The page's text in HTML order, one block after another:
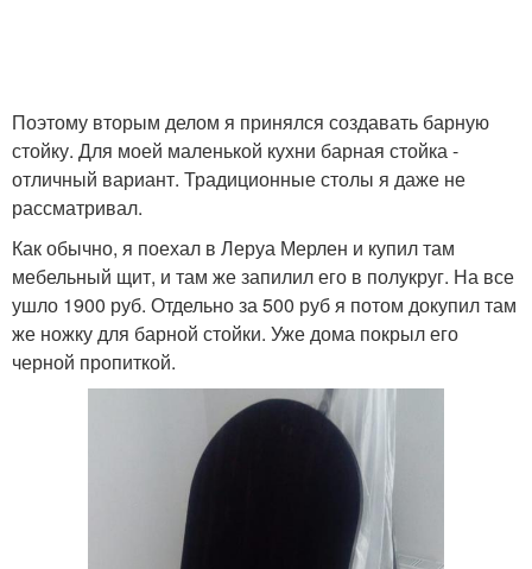
Поэтому вторым делом я принялся создавать барную
стойку. Для моей маленькой кухни барная стойка -
отличный вариант. Традиционные столы я даже не
рассматривал.
Как обычно, я поехал в Леруа Мерлен и купил там
мебельный щит, и там же запилил его в полукруг. На все
ушло 1900 руб. Отдельно за 500 руб я потом докупил там
же ножку для барной стойки. Уже дома покрыл его
черной пропиткой.